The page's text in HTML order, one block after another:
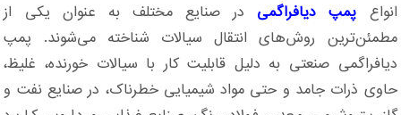
انواع پمپ دیافراگمی در صنایع مختلف به عنوان یکی از
مطمئن‌ترین روش‌های انتقال سیالات شناخته می‌شوند. پمپ
دیافراگمی صنعتی به دلیل قابلیت کار با سیالات خورنده، غلیظ،
حاوی ذرات جامد و حتی مواد شیمیایی خطرناک، در صنایع نفت و